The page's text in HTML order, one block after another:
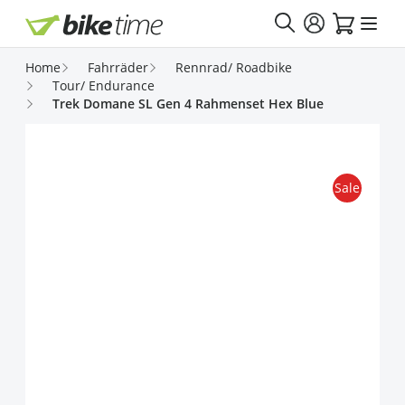
Direkt zum Inhalt
Home Fahrräder
Rennrad/ Roadbike
Tour/ Endurance
Trek Domane SL Gen 4 Rahmenset Hex Blue
Sale